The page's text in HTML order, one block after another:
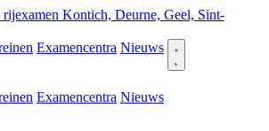
rijexamen Kontich, Deurne, Geel, Sint-
Examencentra Nieuws
Examencentra Nieuws